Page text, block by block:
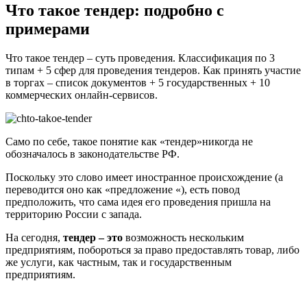
Что такое тендер: подробно с
примерами
Что такое тендер – суть проведения. Классификация по 3
типам + 5 сфер для проведения тендеров. Как принять участие
в торгах – список документов + 5 государственных + 10
коммерческих онлайн-сервисов.
Само по себе, такое понятие как «тендер»никогда не
обозначалось в законодательстве РФ.
Поскольку это слово имеет иностранное происхождение (а
переводится оно как «предложение «), есть повод
предположить, что сама идея его проведения пришла на
территорию России с запада.
На сегодня, тендер – это возможность нескольким
предприятиям, побороться за право предоставлять товар, либо
же услуги, как частным, так и государственным
предприятиям.